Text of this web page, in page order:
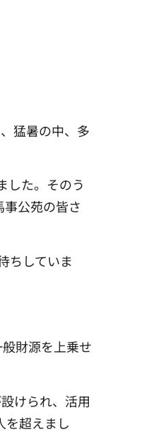
猛暑の中、多
した。そのう
公苑の皆さ
ちしていま
財源を上乗せ
けられ、活用
を超えまし